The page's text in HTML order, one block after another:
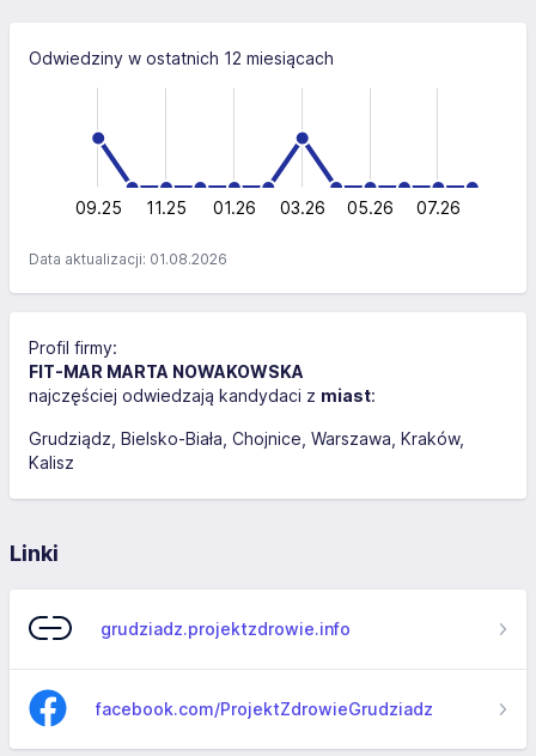
Odwiedziny w ostatnich 12 miesiącach
L
09.25 11.25 01.26 03.26 05.26 07.26
Data aktualizacji: 01.08.2026
Profil firmy:
FIT-MAR MARTA NOWAKOWSKA
najczęściej odwiedzają kandydaci z miast:
Grudziądz Bielsko-Biała Chojnice Warszawa Kraków
Kalisz
Linki
grudziadz.projektzdrowie.info
facebook.com/ProjektZdrowieGrudziadz